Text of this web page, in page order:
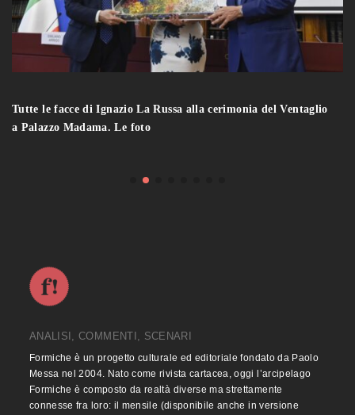
Tutte le facce di Ignazio La Russa alla cerimonia del Ventaglio
a Palazzo Madama. Le foto
ANALISI, COMMENTI, SCENARI
Formiche è un progetto culturale ed editoriale fondato da Paolo
Messa nel 2004. Nato come rivista cartacea, oggi l’arcipelago
Formiche è composto da realtà diverse ma strettamente
connesse fra loro: il mensile (disponibile anche in versione